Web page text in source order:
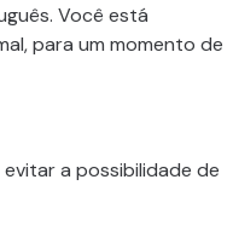
Você está
para um momento de
a possibilidade de